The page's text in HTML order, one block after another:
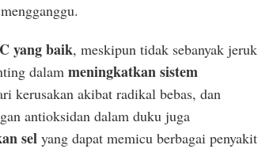
yang baik, meskipun tidak sebanyak jeruk
dalam meningkatkan sistem
kerusakan akibat radikal bebas, dan
antioksidan dalam duku juga
selyang dapat memicu berbagai penyakit